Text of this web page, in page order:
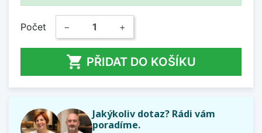
Počet − +
 PŘIDAT DO KOŠÍKU
Jakýkoliv dotaz? Rádi vám
poradíme.